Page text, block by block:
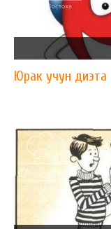
Юрак учун диэта